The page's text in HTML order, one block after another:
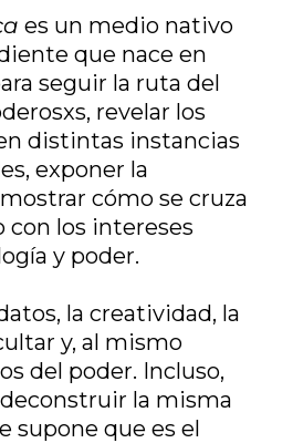
es un medio nativo
que nace en
seguir la ruta del
revelar los
distintas instancias
exponer la
cómo se cruza
con los intereses
y poder.
la creatividad, la
y, al mismo
del poder. Incluso,
la misma
supone que es el